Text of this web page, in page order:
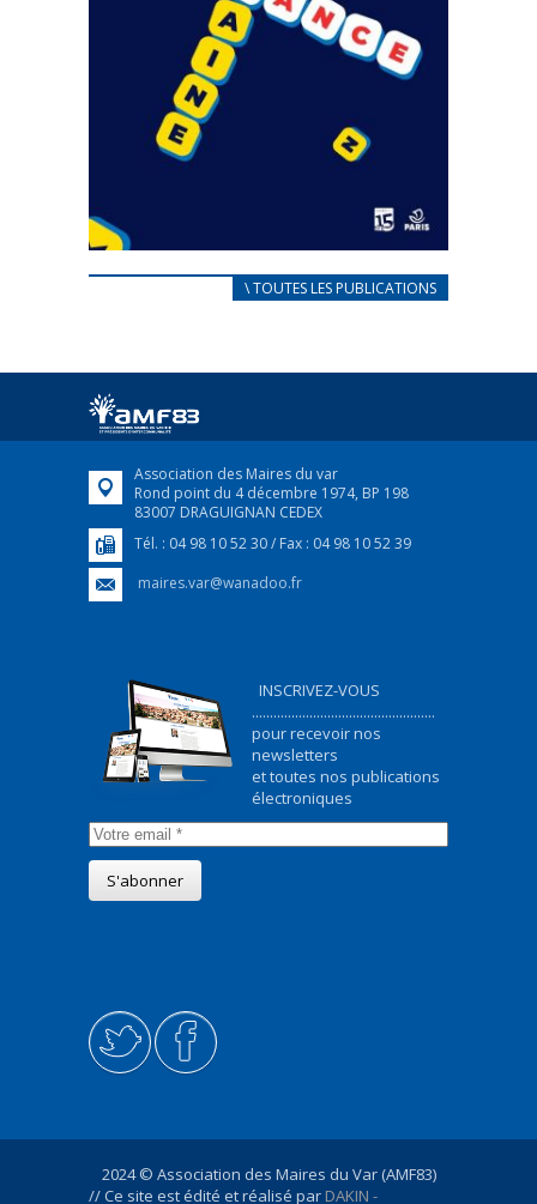
CARNET D’ACCUEIL
Afin d’accompagner au mieux les réfugiés
FEUILLETER
\ TOUTES LES PUBLICATIONS
Association des Maires du var
Rond point du 4 décembre 1974, BP 198
83007 DRAGUIGNAN CEDEX
Tél. : 04 98 10 52 30 / Fax : 04 98 10 52 39
maires.var@wanadoo.fr
INSCRIVEZ-VOUS
...................................................
pour recevoir nos
newsletters
et toutes nos publications
électroniques
2024 © Association des Maires du Var (AMF83)
// Ce site est édité et réalisé par DAKIN -